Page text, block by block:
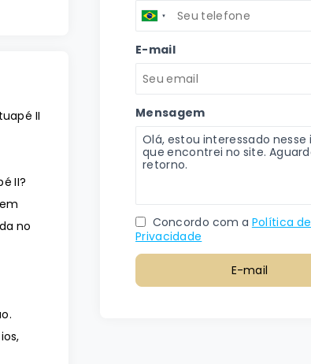
II
II?
no
E-mail
Mensagem
Concordo com a Política de
Privacidade
E-mail